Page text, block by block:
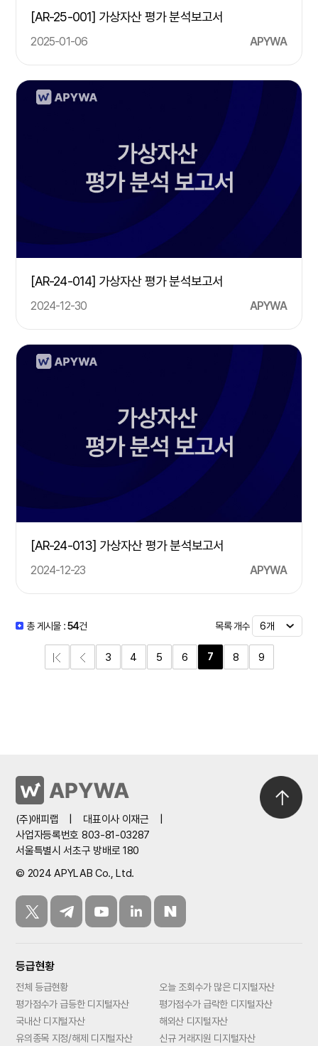
[AR-25-001] 가상자산 평가 분석보고서
2025-01-06 APYWA
[AR-24-014] 가상자산 평가 분석보고서
2024-12-30 APYWA
[AR-24-013] 가상자산 평가 분석보고서
2024-12-23 APYWA
총 게시물 :54건
3 4 5 6 7 8 9
목록 개수
(주)애피랩 대표이사 이재근
사업자등록번호 803-81-03287
서울특별시 서초구 방배로 180
© 2024 APYLAB Co., Ltd.
등급현황
전체 등급현황
오늘 조회수가 많은 디지털자산
평가점수가 급등한 디지털자산
평가점수가 급락한 디지털자산
국내산 디지털자산
해외산 디지털자산
유의종목 지정/해제 디지털자산
신규 거래지원 디지털자산